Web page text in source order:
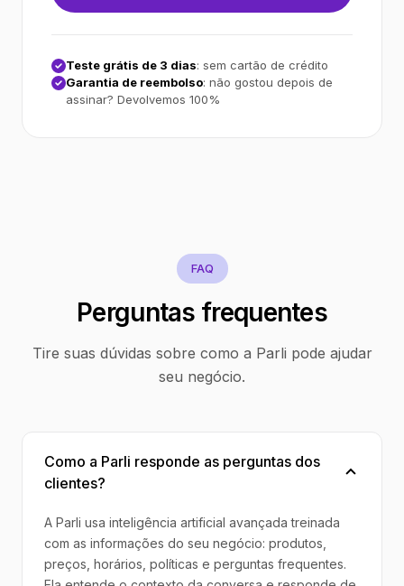
Teste grátis de 3 dias: sem cartão de crédito
Garantia de reembolso: não gostou depois de
assinar? Devolvemos 100%
FAQ
Perguntas frequentes
Tire suas dúvidas sobre como a Parli pode ajudar
seu negócio.
Como a Parli responde as perguntas dos
clientes?
A Parli usa inteligência artificial avançada treinada
com as informações do seu negócio: produtos,
preços, horários, políticas e perguntas frequentes.